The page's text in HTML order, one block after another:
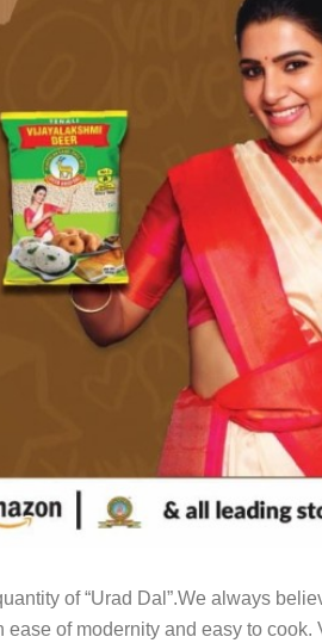
of “Urad Dal”.We always
of modernity and easy to